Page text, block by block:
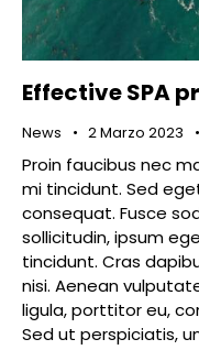
Effective SPA
News 2 Marzo 2023
Proin faucibus nec
mi tincidunt. Sed
consequat. Fusce
sollicitudin, ipsum
tincidunt. Cras
nisi. Aenean
ligula, porttitor eu,
Sed ut perspiciatis,